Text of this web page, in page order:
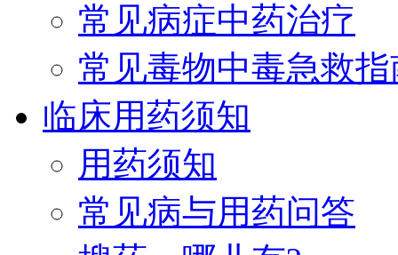
常见病症中药治疗
常见毒物中毒急救指
临床用药须知
用药须知
常见病与用药问答